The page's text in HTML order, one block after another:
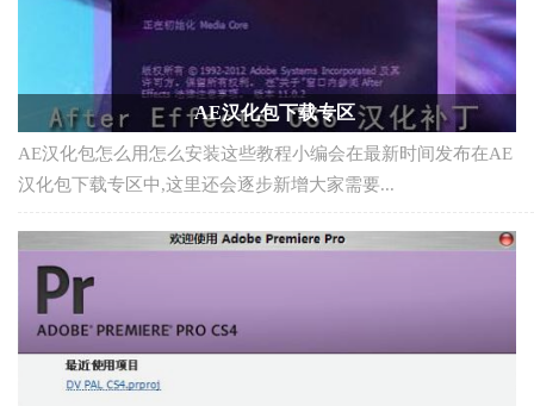
AE汉化包下载专区
AE汉化包怎么用怎么安装这些教程小编会在最新时间发布在AE
汉化包下载专区中,这里还会逐步新增大家需要...